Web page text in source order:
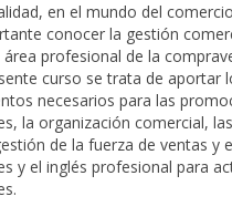
en el mundo del
conocer la gestión
profesional de la
curso se trata de aportar
necesarios para las
la organización comercial,
de la fuerza de ventas y
y el inglés profesional para